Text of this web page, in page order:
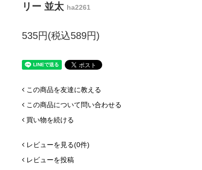
リー 並太 ha2261
535円(税込589円)
この商品を友達に教える
この商品について問い合わせる
買い物を続ける
レビューを見る(0件)
レビューを投稿